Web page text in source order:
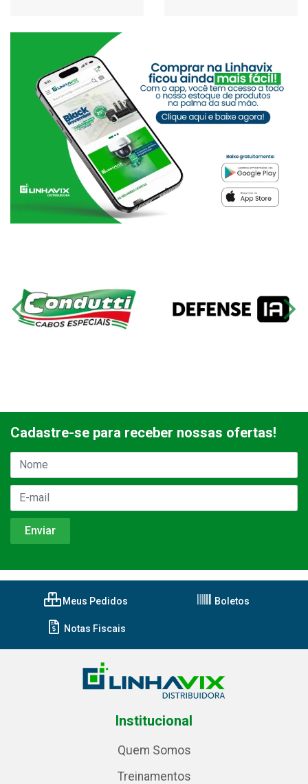
Cadastre-se para receber nossas ofertas!
Meus Pedidos Boletos
Notas Fiscais
Institucional
Quem Somos
Treinamentos